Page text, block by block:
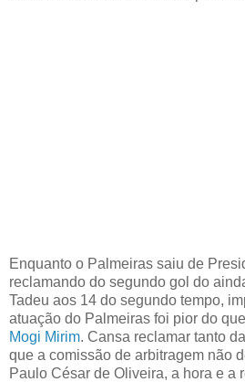
Enquanto o Palmeiras saiu de
reclamando do segundo gol do
Tadeu aos 14 do segundo tempo,
atuação do Palmeiras foi pior do
Mogi Mirim. Cansa reclamar tanto
que a comissão de arbitragem não
Paulo César de Oliveira, a hora e a